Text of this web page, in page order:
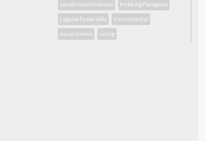
senderismo Ushuaia trekking Patagonia
Laguna Esmeralda Cerro Martial
excursiones vincig